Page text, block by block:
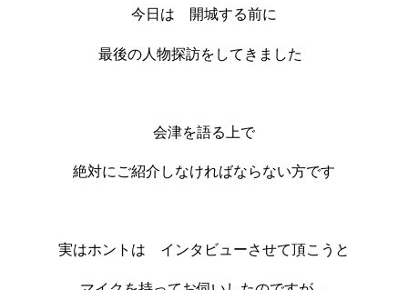
今日は 開城する前に
最後の人物探訪をしてきました
会津を語る上で
絶対にご紹介しなければならない方です
実はホントは インタビューさせて頂こうと